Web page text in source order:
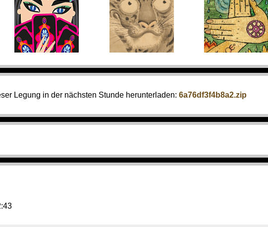
Legung in der nächsten Stunde herunterladen: 6a76df3f4b8a2.zip